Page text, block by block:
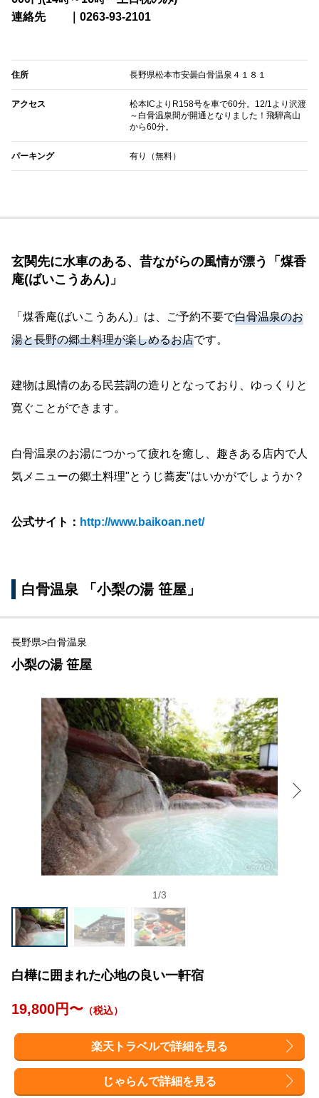
連絡先 ｜0263-93-2101
住所 長野県松本市安曇白骨温泉４１８１
アクセス
松本ICよりR158号を車で60分。12/1より沢渡
～白骨温泉間が開通となりました！飛騨高山
から60分。
パーキング 有り（無料）
玄関先に水車のある、昔ながらの風情が漂う「煤香
庵(ばいこうあん)」
「煤香庵(ばいこうあん)」は、ご予約不要で白骨温泉のお
湯と長野の郷土料理が楽しめるお店です。
建物は風情のある民芸調の造りとなっており、ゆっくりと
寛ぐことができます。
白骨温泉のお湯につかって疲れを癒し、趣きある店内で人
気メニューの郷土料理"とうじ蕎麦"はいかがでしょうか？
公式サイト： http://www.baikoan.net/
白骨温泉 「小梨の湯 笹屋」
長野県>白骨温泉
小梨の湯 笹屋
1/3
白樺に囲まれた心地の良い一軒宿
19,800円〜 （税込）
楽天トラベルで詳細を見る
じゃらんで詳細を見る